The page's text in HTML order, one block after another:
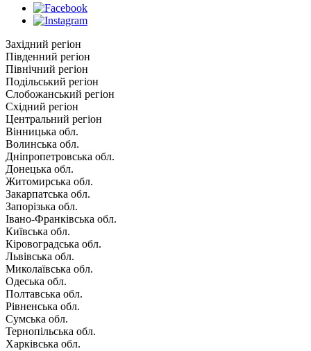
Західний регіон
Південний регіон
Північний регіон
Подільський регіон
Слобожанський регіон
Східний регіон
Центральний регіон
Вінницька обл.
Волинська обл.
Дніпропетровська обл.
Донецька обл.
Житомирська обл.
Закарпатська обл.
Запорізька обл.
Івано-Франківська обл.
Київська обл.
Кіровоградська обл.
Львівська обл.
Миколаївська обл.
Одеська обл.
Полтавська обл.
Рівненська обл.
Сумська обл.
Тернопільська обл.
Харківська обл.